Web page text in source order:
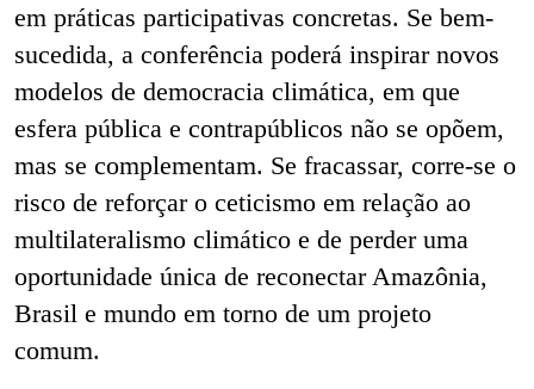
em práticas participativas concretas. Se bem-
sucedida, a conferência poderá inspirar novos
modelos de democracia climática, em que
esfera pública e contrapúblicos não se opõem,
mas se complementam. Se fracassar, corre-se o
risco de reforçar o ceticismo em relação ao
multilateralismo climático e de perder uma
oportunidade única de reconectar Amazônia,
Brasil e mundo em torno de um projeto
comum.